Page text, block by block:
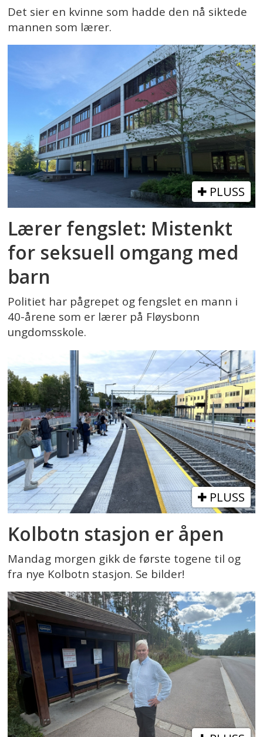
Det sier en kvinne som hadde den nå siktede
mannen som lærer.
PLUSS
Lærer fengslet: Mistenkt
for seksuell omgang med
barn
Politiet har pågrepet og fengslet en mann i
40-årene som er lærer på Fløysbonn
ungdomsskole.
PLUSS
Kolbotn stasjon er åpen
Mandag morgen gikk de første togene til og
fra nye Kolbotn stasjon. Se bilder!